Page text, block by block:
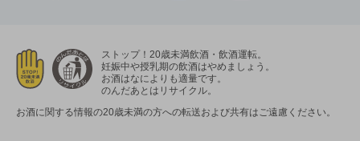
ストップ！20歳未満飲酒・飲酒運転。
妊娠中や授乳期の飲酒はやめましょう。
お酒はなによりも適量です。
のんだあとはリサイクル。
お酒に関する情報の20歳未満の方への転送および共有はご遠慮ください。